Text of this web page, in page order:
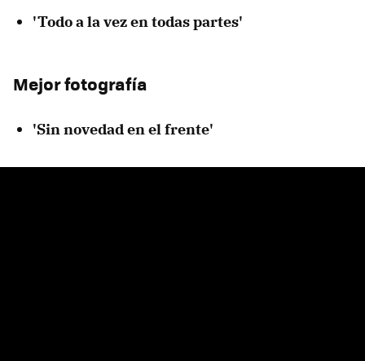
'Todo a la vez en todas partes'
Mejor fotografía
'Sin novedad en el frente'